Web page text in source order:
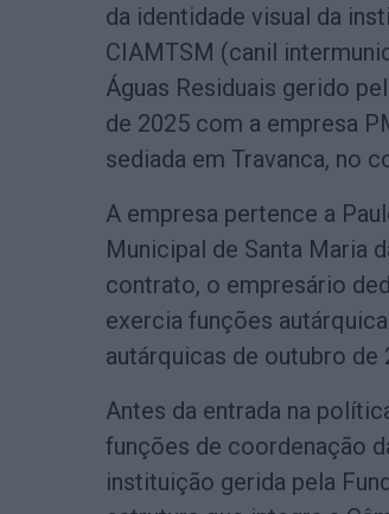
da identidade visual da
CIAMTSM (canil
Águas Residuais gerido
de 2025 com a empresa
sediada em Travanca, no
A empresa pertence a
Municipal de Santa Maria
contrato, o empresário
exercia funções
autárquicas de outubro de
Antes da entrada na
funções de coordenação
instituição gerida pela